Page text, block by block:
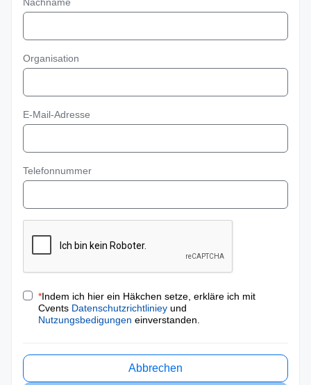
Organisation
E-Mail-Adresse
Telefonnummer
*Indem ich hier ein Häkchen setze, erkläre ich mit
Cvents Datenschutzrichtliniey und
Nutzungsbedigungen einverstanden.
Abbrechen